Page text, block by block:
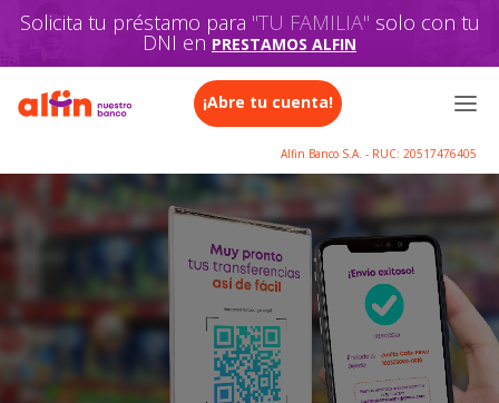
Solicita tu préstamo para "TU FAMILIA" solo con tu
DNI en PRESTAMOS ALFIN
¡Abre tu cuenta!
Alfin Banco S.A. - RUC: 20517476405
¡Tu billetera digital está devuelta!
Realiza transferencias
a otros bancos con